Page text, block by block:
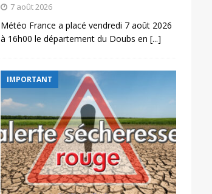
7 août 2026
Météo France a placé vendredi 7 août 2026
à 16h00 le département du Doubs en [...]
IMPORTANT